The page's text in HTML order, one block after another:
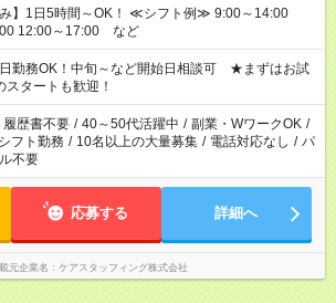
間～OK！ ≪シフト例≫ 9:00～14:00
12:00～17:00 など
日勤務OK！中旬～など開始日相談可 ★まずはお試
スタートも歓迎！
履歴書不要 / 40～50代活躍中 / 副業・WワークOK /
シフト勤務 / 10名以上の大量募集 / 電話対応なし / パ
不要
応募する 詳細へ
元企業名 ケアスタッフィング株式会社